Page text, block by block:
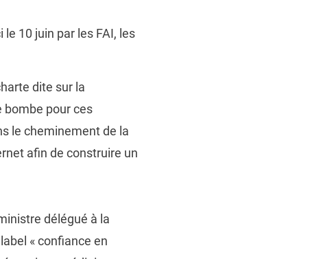
10 juin par les FAI, les
dite sur la
bombe pour ces
le cheminement de la
afin de construire un
délégué à la
« confiance en